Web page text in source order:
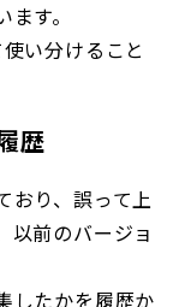
す。
い分けること
歴
おり、誤って上
以前のバージョ
したかを履歴か